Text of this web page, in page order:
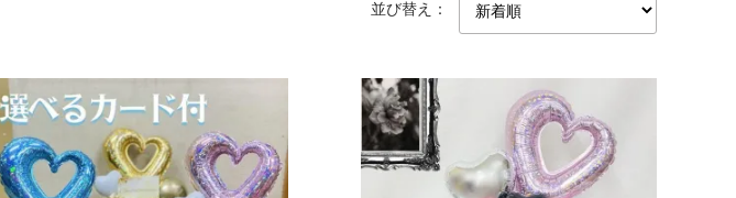
並び替え：